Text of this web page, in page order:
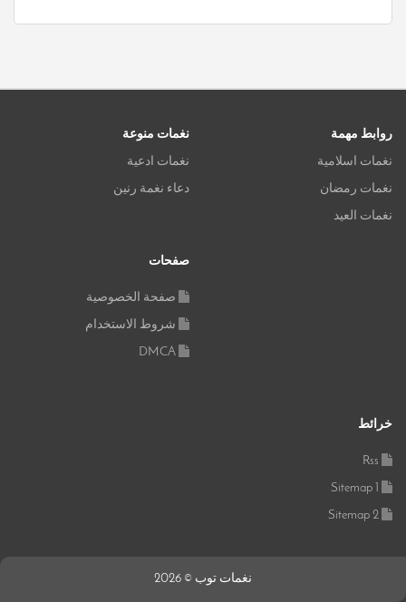
روابط مهمة
نغمات اسلامية
نغمات رمضان
نغمات العيد
نغمات منوعة
نغمات ادعية
دعاء نغمة رنين
صفحات
صفحة الخصوصية
شروط الاستخدام
DMCA
خرائط
Rss
Sitemap 1
Sitemap 2
نغمات توب © 2026